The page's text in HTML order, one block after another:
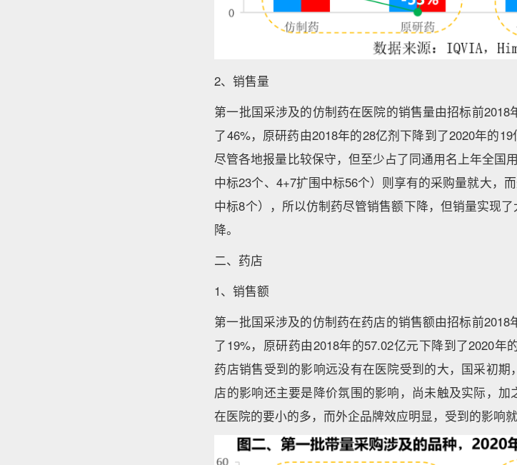
2、销售量
第一批国采涉及的仿制药在医院的销售量由招标前
了46%，原研药由2018年的28亿剂下降到了2020年的
尽管各地报量比较保守，但至少占了同通用名上年全国
中标23个、4+7扩围中标56个）则享有的采购量就大，
中标8个），所以仿制药尽管销售额下降，但销量实现
降。
二、药店
1、销售额
第一批国采涉及的仿制药在药店的销售额由招标前
了19%，原研药由2018年的57.02亿元下降到了2020年
药店销售受到的影响远没有在医院受到的大，国采初
店的影响还主要是降价氛围的影响，尚未触及实际，
在医院的要小的多，而外企品牌效应明显，受到的影响就